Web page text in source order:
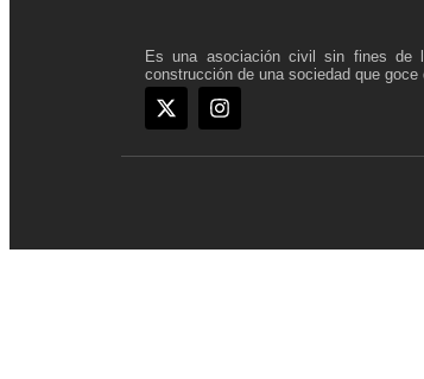
Es una asociación civil sin fines de
construcción de una sociedad que